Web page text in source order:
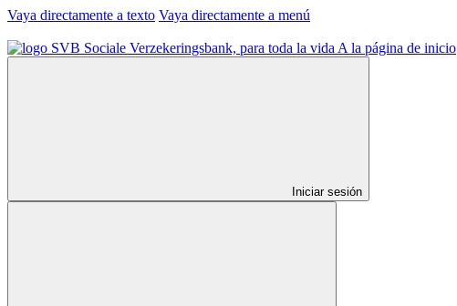
Vaya directamente a texto Vaya directamente a menú
A la página de inicio
Iniciar sesión